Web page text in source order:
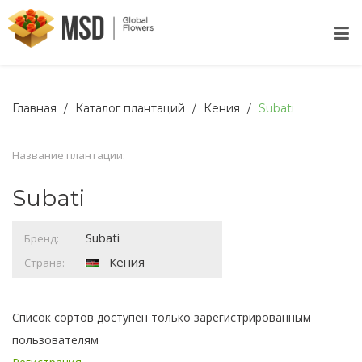
Главная Каталог плантаций Кения Subati
Название плантации:
Subati
Бренд: Subati
Страна: Кения
Список сортов доступен только зарегистрированным
пользователям